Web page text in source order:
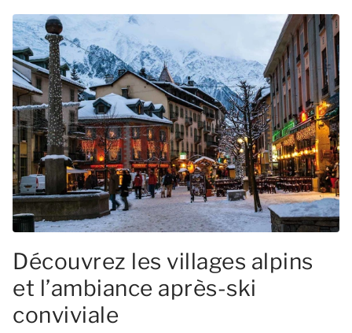
Découvrez les villages alpins
et l’ambiance après-ski
conviviale